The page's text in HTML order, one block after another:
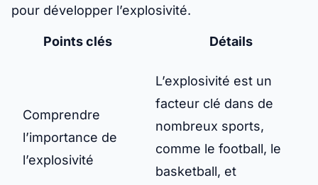
pour développer l’explosivité.
Points clés Détails
Comprendre
l’importance de
l’explosivité
L’explosivité est un
facteur clé dans de
nombreux sports,
comme le football, le
basketball, et